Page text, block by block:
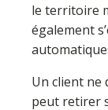
le territoire
également
Un client ne
peut retirer